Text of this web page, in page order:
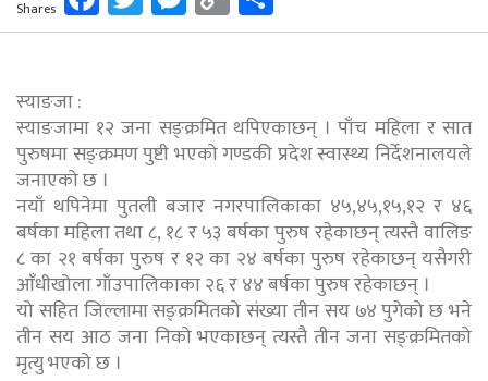
Shares Link
स्याङजा :
स्याङजामा १२ जना सङ्क्रमित थपिएकाछन् । पाँच महिला र सात
पुरुषमा सङ्क्रमण पुष्टी भएको गण्डकी प्रदेश स्वास्थ्य निर्देशनालयले
जनाएको छ ।
नयाँ थपिनेमा पुतली बजार नगरपालिकाका ४५,४५,१५,१२ र ४६
बर्षका महिला तथा ८, १८ र ५३ बर्षका पुरुष रहेकाछन् त्यस्तै वालिङ
८ का २१ बर्षका पुरुष र १२ का २४ बर्षका पुरुष रहेकाछन् यसैगरी
आँधीखोला गाँउपालिकाका २६ र ४४ बर्षका पुरुष रहेकाछन् ।
यो सहित जिल्लामा सङ्क्रमितको संख्या तीन सय ७४ पुगेको छ भने
तीन सय आठ जना निको भएकाछन् त्यस्तै तीन जना सङ्क्रमितको
मृत्यु भएको छ ।